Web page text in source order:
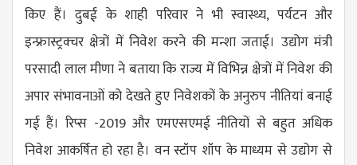
किए हैं। दुबई के शाही परिवार ने भी स्वास्थ्य, पर्यटन और
इन्फ्रास्ट्रक्चर क्षेत्रों में निवेश करने की मन्शा जताई। उद्योग मंत्री
परसादी लाल मीणा ने बताया कि राज्य में विभिन्न क्षेत्रों में निवेश की
अपार संभावनाओं को देखते हुए निवेशकों के अनुरुप नीतियां बनाई
गई हैं। रिप्स -2019 और एमएसएमई नीतियों से बहुत अधिक
निवेश आकर्षित हो रहा है। वन स्टॉप शॉप के माध्यम से उद्योग से